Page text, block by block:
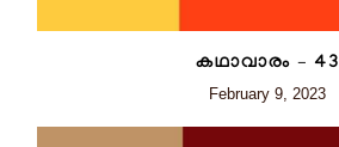
കഥാവാരം – 43
February 9, 2023